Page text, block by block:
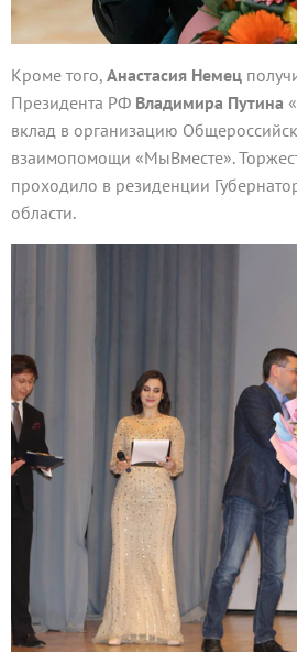
Кроме того, Анастасия Немец
Президента РФ Владимира Путина
вклад в организацию
взаимопомощи «МыВместе».
проходило в резиденции
области.